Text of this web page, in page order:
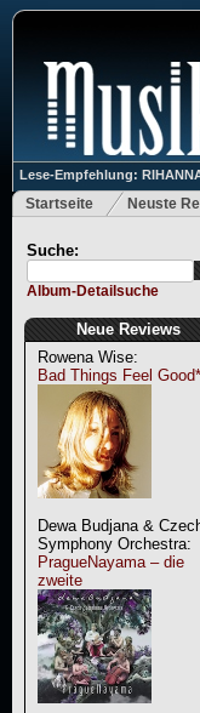
Lese-Empfehlung:
Startseite Neuste
Suche:
Album-Detailsuche
Neue Reviews
Rowena Wise:
Bad Things Feel Good*
Dewa Budjana &
Symphony Orchestra:
PragueNayama – die
zweite